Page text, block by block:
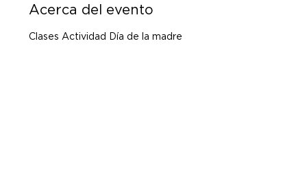
Acerca del evento
Clases Actividad Día de la madre